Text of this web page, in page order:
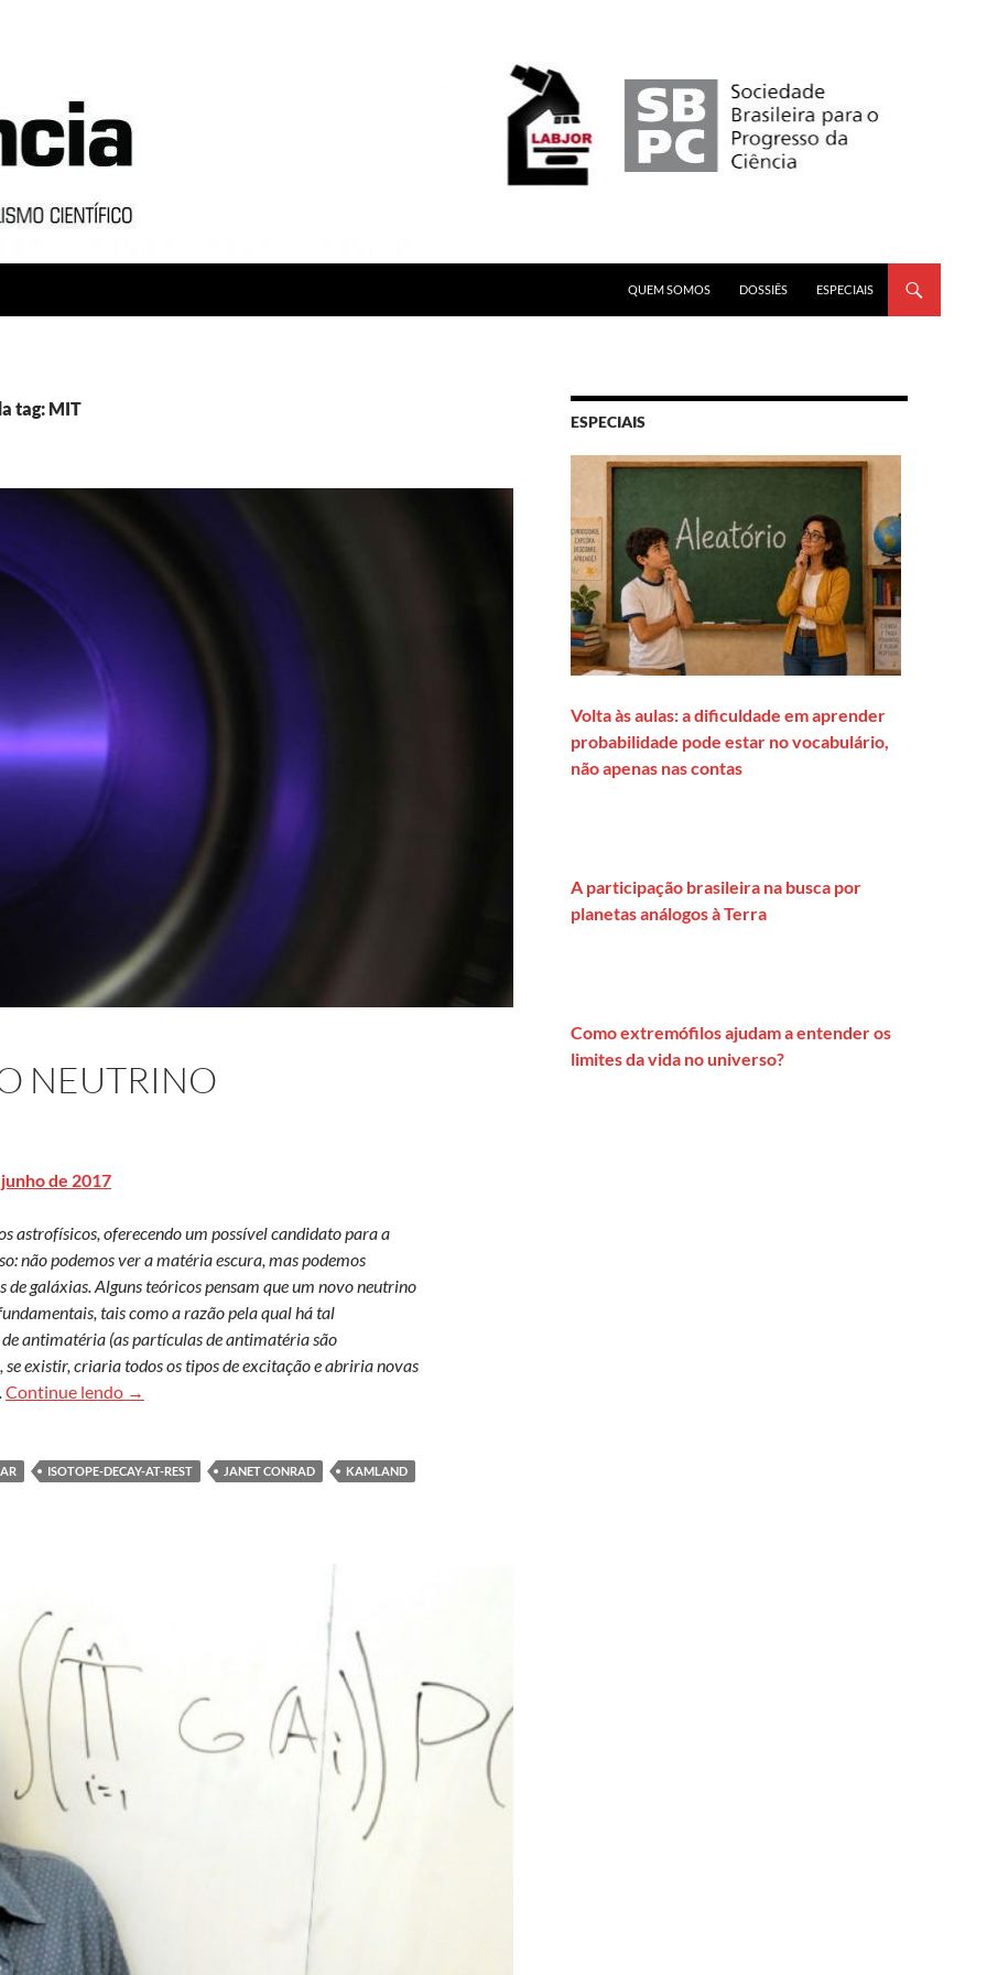
QUEM SOMOS
DOSSIÊS ESPECIAIS
tag: MIT
NEUTRINO
de 2017
astrofísicos, oferecendo um possível candidato para a
não podemos ver a matéria escura, mas podemos
galáxias. Alguns teóricos pensam que um novo neutrino
tais como a razão pela qual há tal
antimatéria (as partículas de antimatéria são
existir, criaria todos os tipos de excitação e abriria novas
Continue lendo A caça por um novo neutrino
→
ISOTOPE-DECAY-AT-REST JANET CONRAD KAMLAND
ESPECIAIS
Volta às aulas: a dificuldade em aprender
probabilidade pode estar no vocabulário,
não apenas nas contas
A participação brasileira na busca por
planetas análogos à Terra
Como extremófilos ajudam a entender os
limites da vida no universo?